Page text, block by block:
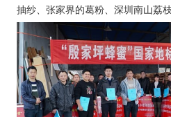
抽纱、张家界的葛粉、深圳南山荔